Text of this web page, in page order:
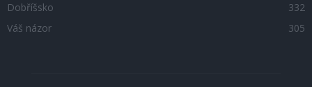
Dobříšsko
332
Váš názor
305